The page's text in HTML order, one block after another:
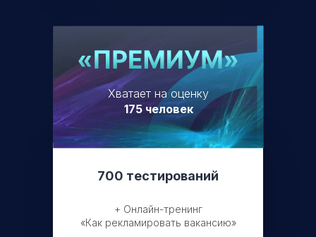
+ Онлайн-тренинг
«Как рекламировать вакансию»
Хватает на оценку
175 человек
700 тестирований